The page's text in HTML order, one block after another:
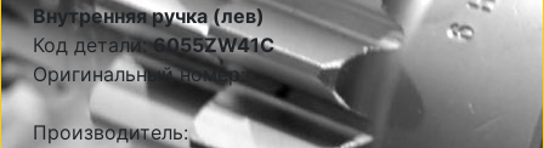
Внутренняя ручка (лев)
Код детали:6055ZW41C
Оригинальный номер:
Производитель: